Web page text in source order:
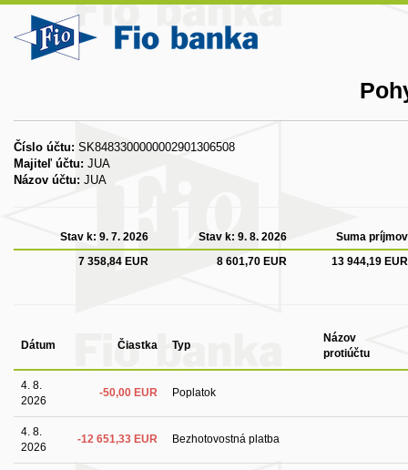
Číslo účtu: SK8483300000002901306508
Majiteľ účtu: JUA
Názov účtu: JUA
Stav k: 9. 7. 2026 Stav k: 9. 8. 2026
Suma príjmov
7 358,84 EUR
8 601,70 EUR 13 944,19 EUR
Dátum Čiastka Typ
Názov
protiúčtu
4. 8.
2026
-50,00 EUR Poplatok
4. 8.
2026
-12 651,33 EUR Bezhotovostná platba